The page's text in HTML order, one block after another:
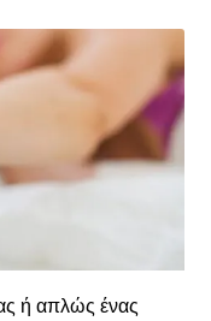
ή απλώς ένας